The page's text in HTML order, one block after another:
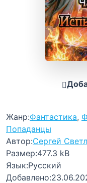
Жанр:Фантастика,
Попаданцы
Автор:Сергей
Размер:477.3 kB
Язык:Русский
Добавлено: